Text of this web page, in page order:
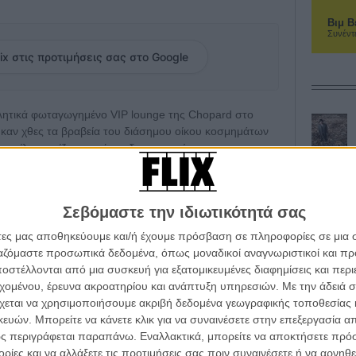
Σεβόμαστε την ιδιωτικότητά σας
μας αποθηκεύουμε και/ή έχουμε πρόσβαση σε πληροφορίες σε
προσωπικά δεδομένα, όπως μοναδικοί αναγνωριστικοί και
από μια συσκευή για εξατομικευμένες διαφημίσεις και
έρευνα ακροατηρίου και ανάπτυξη υπηρεσιών. Με την άδειά
να χρησιμοποιήσουμε ακριβή δεδομένα γεωγραφικής τοποθεσίας
Μπορείτε να κάνετε κλικ για να συναινέσετε στην επεξεργασία
περιγράφεται παραπάνω. Εναλλακτικά, μπορείτε να αποκτήσετε
και να αλλάξετε τις προτιμήσεις σας πριν συναινέσετε ή να
στις προτιμήσεις σας στο Google
φωταγωγημένο VIP lounge της Chopard στο
χθες τα βραβεία του διάσημου οίκου κοσμημάτων
στηρίζοντας νέους δημιουργούς και
Κινηματογράφου των Καννών ξανά και φέτος, η
Chopard της, ξεχωρίζοντας δύο νέα παιδιά που
τις επιλογές τους.
Καλλιτεχνική Διευθύντρια του Οίκου Chopard,
του Φεστιβάλ Καννών Ζιλ Ζακόμπ.
πάντα κλασάτος Κόλιν Φερθ.
την Καρολίν Σοφέλ, αποτελούσαν ο Στιβ Γκεϊντος,
o παραγωγός Χάρβεϊ Γουάινσταϊν, ο σκηνοθέτης
Βιμ